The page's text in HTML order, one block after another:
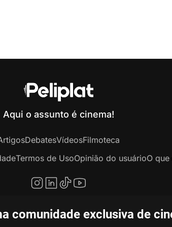
comunidade exclusiva de
Aqui o assunto é cinema!
DebatesVídeosFilmoteca
Termos de UsoOpinião do usuárioO que